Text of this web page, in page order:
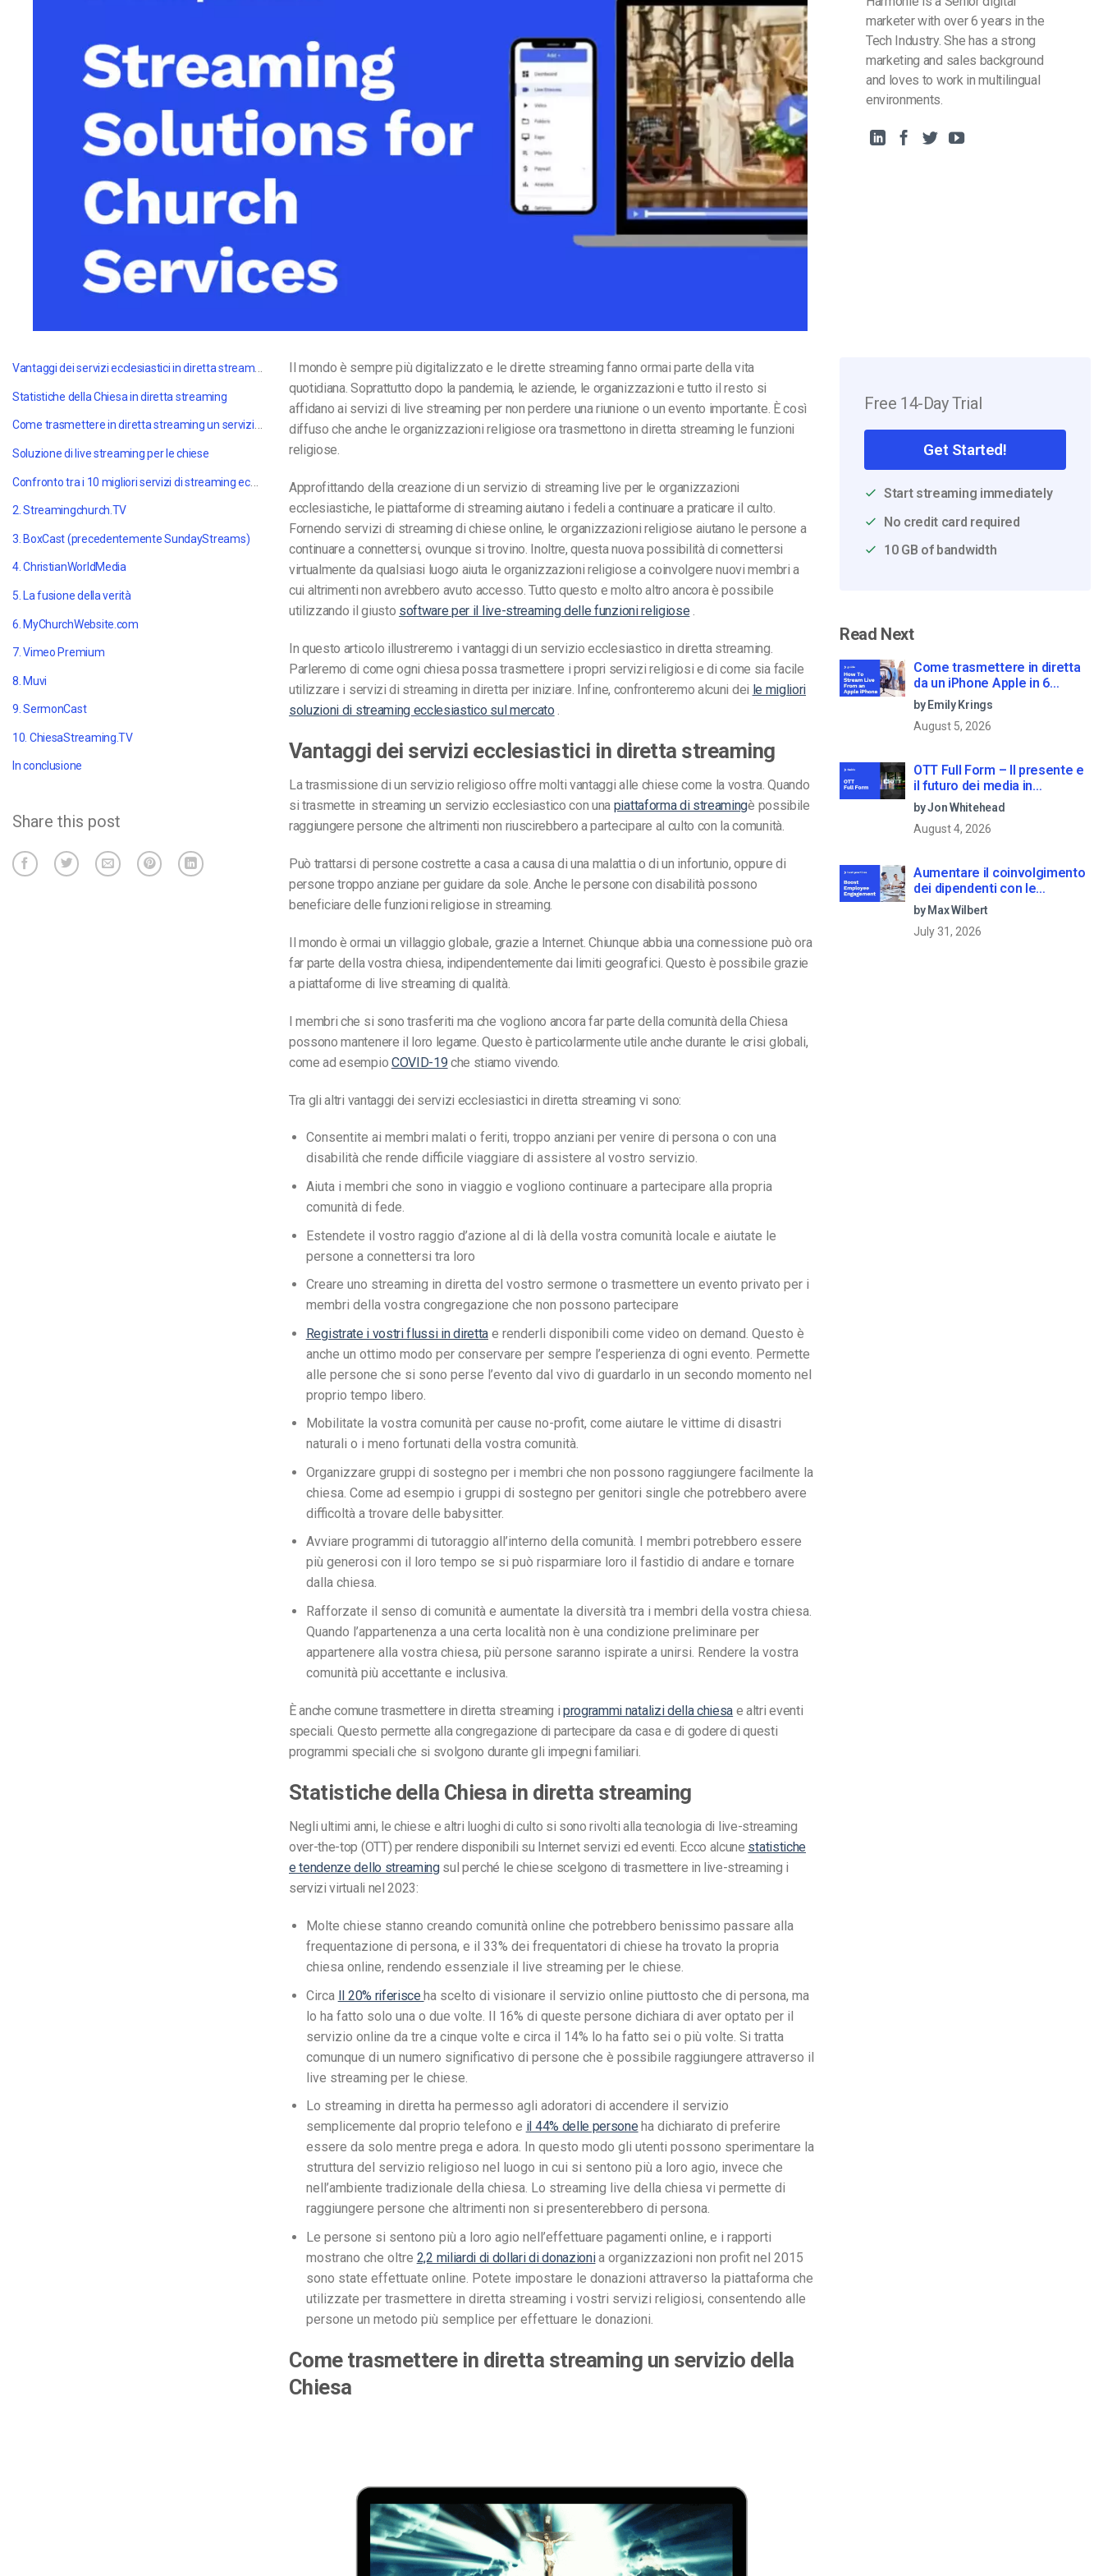
Privacy e Sicurezza
Video Marketing
marketer with over 6 years in the
Tech Industry. She has a strong
marketing and sales background
and loves to work in multilingual
environments.
Vantaggi dei servizi ecclesiastici in diretta streaming
Statistiche della Chiesa in diretta streaming
Come trasmettere in diretta streaming un servizio della Chiesa
Soluzione di live streaming per le chiese
Confronto tra i 10 migliori servizi di streaming ecclesiastico nel 2022
2. Streamingchurch.TV
3. BoxCast (precedentemente SundayStreams)
4. ChristianWorldMedia
5. La fusione della verità
6. MyChurchWebsite.com
7. Vimeo Premium
8. Muvi
9. SermonCast
10. ChiesaStreaming.TV
In conclusione
Share this post
Il mondo è sempre più digitalizzato e le dirette streaming fanno ormai parte della vita
quotidiana. Soprattutto dopo la pandemia, le aziende, le organizzazioni e tutto il resto si
affidano ai servizi di live streaming per non perdere una riunione o un evento importante. È così
diffuso che anche le organizzazioni religiose ora trasmettono in diretta streaming le funzioni
religiose.
Approfittando della creazione di un servizio di streaming live per le organizzazioni
ecclesiastiche, le piattaforme di streaming aiutano i fedeli a continuare a praticare il culto.
Fornendo servizi di streaming di chiese online, le organizzazioni religiose aiutano le persone a
continuare a connettersi, ovunque si trovino. Inoltre, questa nuova possibilità di connettersi
virtualmente da qualsiasi luogo aiuta le organizzazioni religiose a coinvolgere nuovi membri a
cui altrimenti non avrebbero avuto accesso. Tutto questo e molto altro ancora è possibile
utilizzando il giusto software per il live-streaming delle funzioni religiose .
In questo articolo illustreremo i vantaggi di un servizio ecclesiastico in diretta streaming.
Parleremo di come ogni chiesa possa trasmettere i propri servizi religiosi e di come sia facile
utilizzare i servizi di streaming in diretta per iniziare. Infine, confronteremo alcuni dei le migliori
soluzioni di streaming ecclesiastico sul mercato
Vantaggi dei servizi ecclesiastici in diretta streaming
La trasmissione di un servizio religioso offre molti vantaggi alle chiese come la vostra. Quando
si trasmette in streaming un servizio ecclesiastico con una piattaforma di streamingè possibile
raggiungere persone che altrimenti non riuscirebbero a partecipare al culto con la comunità.
Può trattarsi di persone costrette a casa a causa di una malattia o di un infortunio, oppure di
persone troppo anziane per guidare da sole. Anche le persone con disabilità possono
beneficiare delle funzioni religiose in streaming.
Il mondo è ormai un villaggio globale, grazie a Internet. Chiunque abbia una connessione può ora
far parte della vostra chiesa, indipendentemente dai limiti geografici. Questo è possibile grazie
a piattaforme di live streaming di qualità.
I membri che si sono trasferiti ma che vogliono ancora far parte della comunità della Chiesa
possono mantenere il loro legame. Questo è particolarmente utile anche durante le crisi globali,
come ad esempio COVID-19 che stiamo vivendo.
Tra gli altri vantaggi dei servizi ecclesiastici in diretta streaming vi sono:
Consentite ai membri malati o feriti, troppo anziani per venire di persona o con una
disabilità che rende difficile viaggiare di assistere al vostro servizio.
Aiuta i membri che sono in viaggio e vogliono continuare a partecipare alla propria
comunità di fede.
Estendete il vostro raggio d’azione al di là della vostra comunità locale e aiutate le
persone a connettersi tra loro
Creare uno streaming in diretta del vostro sermone o trasmettere un evento privato per i
membri della vostra congregazione che non possono partecipare
Registrate i vostri flussi in direttae renderli disponibili come video on demand. Questo è
anche un ottimo modo per conservare per sempre l’esperienza di ogni evento. Permette
alle persone che si sono perse l’evento dal vivo di guardarlo in un secondo momento nel
proprio tempo libero.
Mobilitate la vostra comunità per cause no-profit, come aiutare le vittime di disastri
naturali o i meno fortunati della vostra comunità.
Organizzare gruppi di sostegno per i membri che non possono raggiungere facilmente la
chiesa. Come ad esempio i gruppi di sostegno per genitori single che potrebbero avere
difficoltà a trovare delle babysitter.
Avviare programmi di tutoraggio all’interno della comunità. I membri potrebbero essere
più generosi con il loro tempo se si può risparmiare loro il fastidio di andare e tornare
dalla chiesa.
Rafforzate il senso di comunità e aumentate la diversità tra i membri della vostra chiesa.
Quando l’appartenenza a una certa località non è una condizione preliminare per
appartenere alla vostra chiesa, più persone saranno ispirate a unirsi. Rendere la vostra
comunità più accettante e inclusiva.
È anche comune trasmettere in diretta streaming i programmi natalizi della chiesa e altri eventi
speciali. Questo permette alla congregazione di partecipare da casa e di godere di questi
programmi speciali che si svolgono durante gli impegni familiari.
Statistiche della Chiesa in diretta streaming
Negli ultimi anni, le chiese e altri luoghi di culto si sono rivolti alla tecnologia di live-streaming
over-the-top (OTT) per rendere disponibili su Internet servizi ed eventi. Ecco alcune statistiche
e tendenze dello streamingsul perché le chiese scelgono di trasmettere in live-streaming i
servizi virtuali nel 2023:
Molte chiese stanno creando comunità online che potrebbero benissimo passare alla
frequentazione di persona, e il 33% dei frequentatori di chiese ha trovato la propria
chiesa online, rendendo essenziale il live streaming per le chiese.
Circa Il 20% riferisceha scelto di visionare il servizio online piuttosto che di persona, ma
lo ha fatto solo una o due volte. Il 16% di queste persone dichiara di aver optato per il
servizio online da tre a cinque volte e circa il 14% lo ha fatto sei o più volte. Si tratta
comunque di un numero significativo di persone che è possibile raggiungere attraverso il
live streaming per le chiese.
Lo streaming in diretta ha permesso agli adoratori di accendere il servizio
semplicemente dal proprio telefono e il 44% delle persone ha dichiarato di preferire
essere da solo mentre prega e adora. In questo modo gli utenti possono sperimentare la
struttura del servizio religioso nel luogo in cui si sentono più a loro agio, invece che
nell’ambiente tradizionale della chiesa. Lo streaming live della chiesa vi permette di
raggiungere persone che altrimenti non si presenterebbero di persona.
Le persone si sentono più a loro agio nell’effettuare pagamenti online, e i rapporti
mostrano che oltre 2,2 miliardi di dollari di donazionia organizzazioni non profit nel 2015
sono state effettuate online. Potete impostare le donazioni attraverso la piattaforma che
utilizzate per trasmettere in diretta streaming i vostri servizi religiosi, consentendo alle
persone un metodo più semplice per effettuare le donazioni.
Come trasmettere in diretta streaming un servizio della
Chiesa
Free 14-Day Trial
Get Started!
Start streaming immediately
No credit card required
10 GB of bandwidth
Read Next
Come trasmettere in diretta
da un iPhone Apple in 6
semplici passi
by Emily Krings
August 5, 2026
OTT Full Form – Il presente e
il futuro dei media in
streaming
by Jon Whitehead
August 4, 2026
Aumentare il coinvolgimento
dei dipendenti con le
comunicazioni aziendali in
live streaming
by Max Wilbert
July 31, 2026